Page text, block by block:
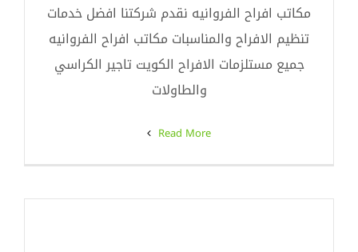
مكاتب افراح الفروانيه نقدم شركتنا افضل خدمات
تنظيم الافراح والمناسبات مكاتب افراح الفروانيه
جميع مستلزمات الافراح الكويت تاجير الكراسي
والطاولات
Read More